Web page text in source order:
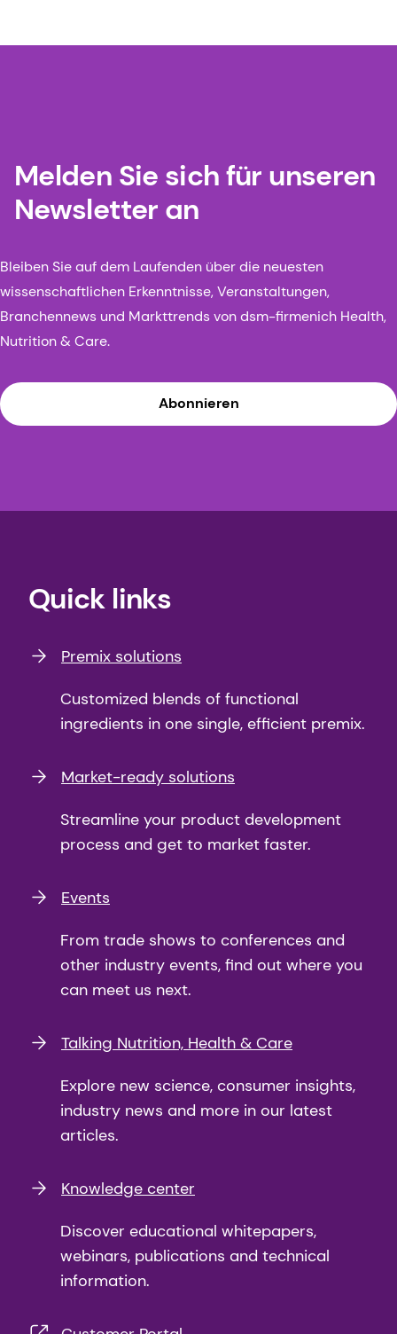
Melden Sie sich für unseren
Newsletter an
Bleiben Sie auf dem Laufenden über die neuesten
wissenschaftlichen Erkenntnisse, Veranstaltungen,
Branchennews und Markttrends von dsm-firmenich Health,
Nutrition & Care.
Abonnieren
Quick links
Premix solutions
Customized blends of functional
ingredients in one single, efficient premix.
Market-ready solutions
Streamline your product development
process and get to market faster.
Events
From trade shows to conferences and
other industry events, find out where you
can meet us next.
Talking Nutrition, Health & Care
Explore new science, consumer insights,
industry news and more in our latest
articles.
Knowledge center
Discover educational whitepapers,
webinars, publications and technical
information.